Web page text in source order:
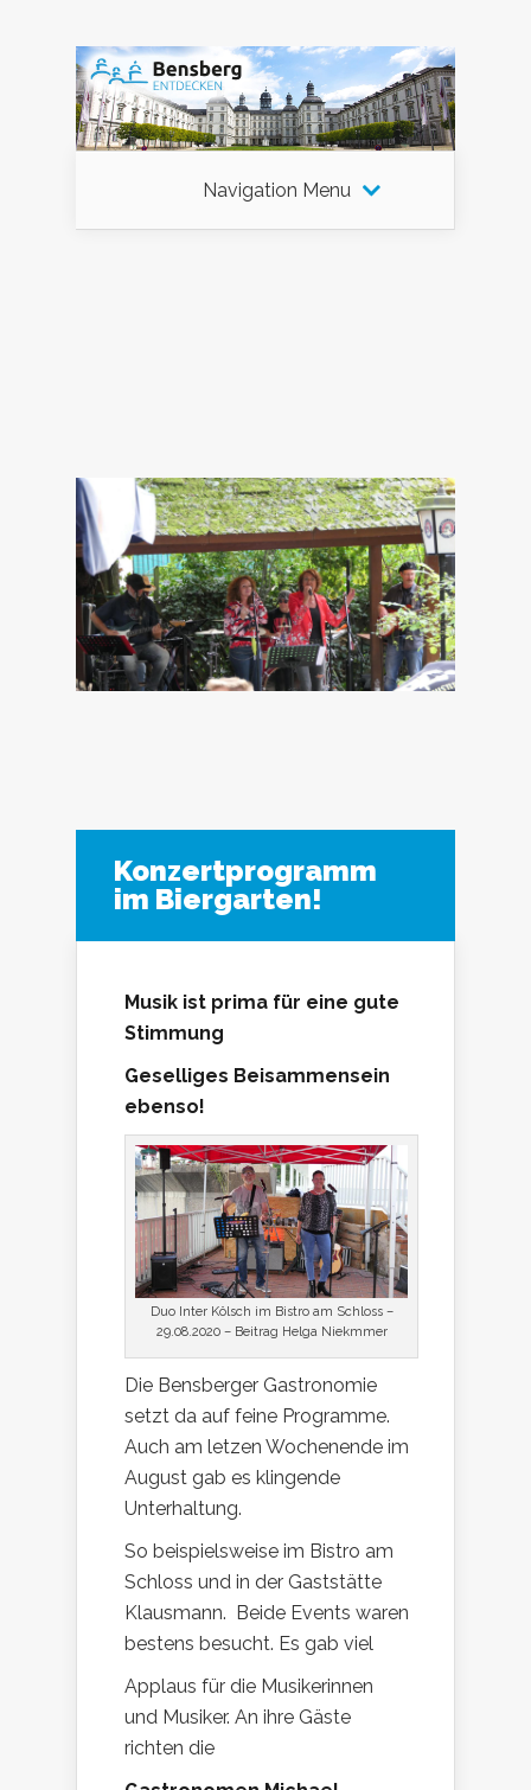
Navigation Menu
Konzertprogramm
im Biergarten!
Musik ist prima für eine gute
Stimmung
Geselliges Beisammensein
ebenso!
Duo Inter Kölsch im Bistro am Schloss –
29.08.2020 – Beitrag Helga Niekmmer
Die Bensberger Gastronomie
setzt da auf feine Programme.
Auch am letzen Wochenende im
August gab es klingende
Unterhaltung.
So beispielsweise im Bistro am
Schloss und in der Gaststätte
Klausmann. Beide Events waren
bestens besucht. Es gab viel
Applaus für die Musikerinnen
und Musiker. An ihre Gäste
richten die